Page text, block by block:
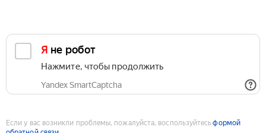
Я не робот
Нажмите, чтобы продолжить
Yandex SmartCaptcha
Если у вас возникли проблемы, пожалуйста, воспользуйтесьформой